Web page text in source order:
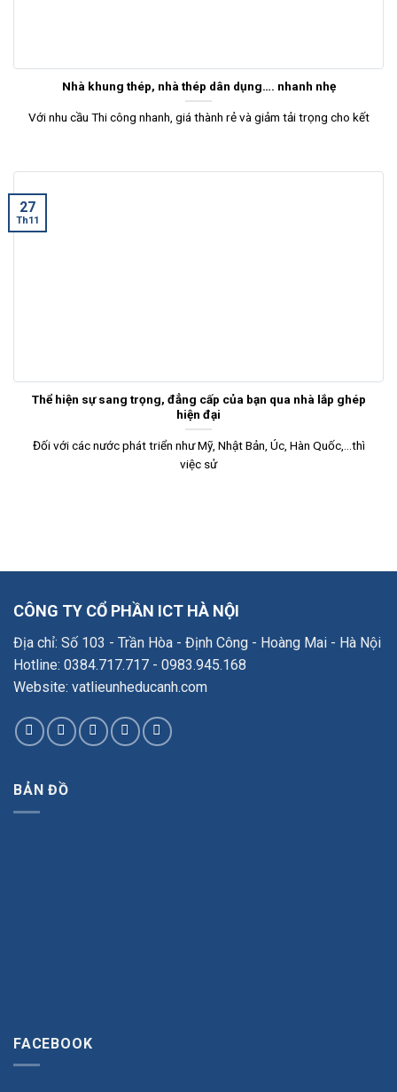
Nhà khung thép, nhà thép dân dụng…. nhanh nhẹ
Với nhu cầu Thi công nhanh, giá thành rẻ và giảm tải trọng cho kết
Thể hiện sự sang trọng, đẳng cấp của bạn qua nhà lắp ghép
hiện đại
Đối với các nước phát triển như Mỹ, Nhật Bản, Úc, Hàn Quốc,…thì
việc sử
27
Th11
CÔNG TY CỔ PHẦN ICT HÀ NỘI
Địa chỉ: Số 103 - Trần Hòa - Định Công - Hoàng Mai - Hà Nội
Hotline: 0384.717.717 - 0983.945.168
Website: vatlieunheducanh.com
BẢN ĐỒ
FACEBOOK